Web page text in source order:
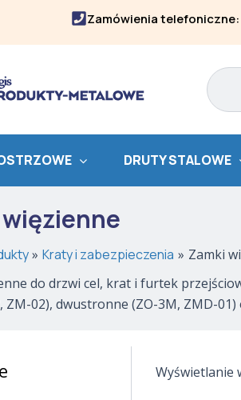
Zamówienia telefoniczne:
Search
DRUTY STALOWE
Kraty i zabezpieczenia
Zamki
do drzwi cel, krat i furtek
ZM-02), dwustronne (ZO-3M, ZMD-
Wyświetlanie